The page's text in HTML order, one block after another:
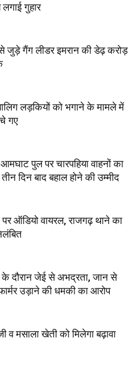
गुहार
से जुड़े गैंग लीडर इमरान की डेढ़ करोड़
लड़कियों को भगाने के मामले में
गए
आमघाट पुल पर चारपहिया वाहनों का
दिन बाद बहाल होने की उम्मीद
पर ऑडियो वायरल, राजगढ़ थाने का
दौरान जेई से अभद्रता, जान से
उड़ाने की धमकी का आरोप
व मसाला खेती को मिलेगा बढ़ावा